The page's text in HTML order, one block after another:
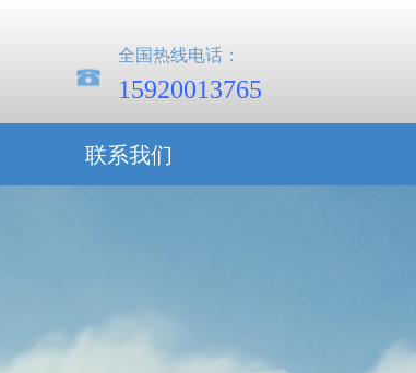
全国热线电话：
15920013765
联系我们